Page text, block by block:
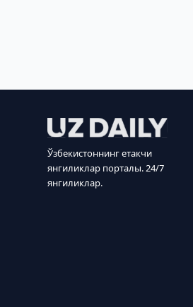
Ўзбекистоннинг етакчи
янгиликлар порталы. 24/7
янгиликлар.